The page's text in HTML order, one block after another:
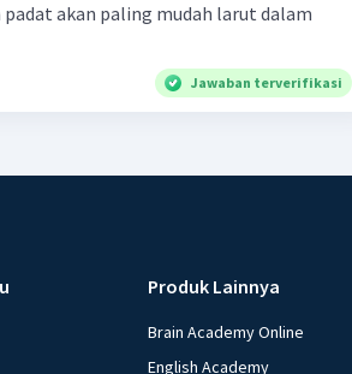
akan paling mudah larut dalam
Jawaban terverifikasi
Produk Lainnya
Brain Academy Online
English Academy